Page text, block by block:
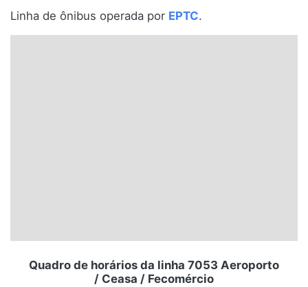
Santa Catarina
Linha de ônibus operada por EPTC.
Quadro de horários da linha 7053 Aeroporto
/ Ceasa / Fecomércio